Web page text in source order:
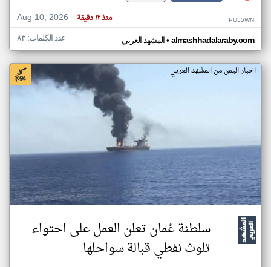
Aug 10, 2026
منذ ١٢ دقيقة PU55WN
المشهد العربي• almashhadalaraby.com عدد الكلمات: ٨٣
اخبار اليمن من المشهد العربي
سلطنة عُمان تعلن العمل على احتواء
تلوث نفطي قبالة سواحلها